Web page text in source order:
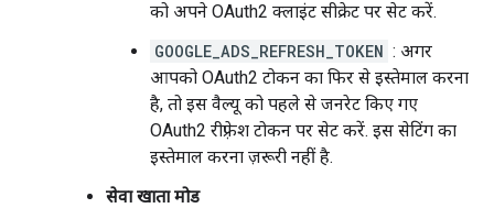
को अपने OAuth2 क्लाइंट सीक्रेट पर सेट करें.
GOOGLE_ADS_REFRESH_TOKEN : अगर
आपको OAuth2 टोकन का फिर से इस्तेमाल करना
है, तो इस वैल्यू को पहले से जनरेट किए गए
OAuth2 रीफ़्रेश टोकन पर सेट करें. इस सेटिंग का
इस्तेमाल करना ज़रूरी नहीं है.
सेवा खाता मोड